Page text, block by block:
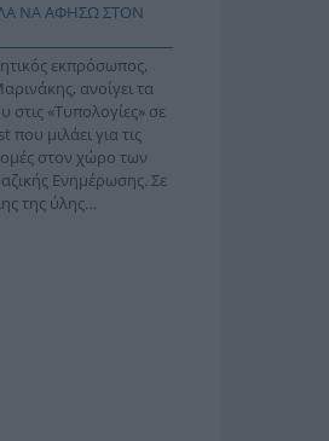
ΝΑ ΑΦΗΣΩ ΣΤΟΝ
εκπρόσωπος,
ανοίγει τα
στις «Τυπολογίες» σε
που μιλάει για τις
στον χώρο των
Ενημέρωσης. Σε
της ύλης